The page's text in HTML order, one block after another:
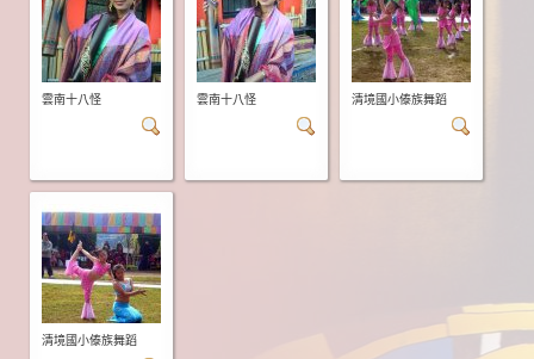
雲南十八怪 雲南十八怪 清境國小傣族舞蹈
清境國小傣族舞蹈